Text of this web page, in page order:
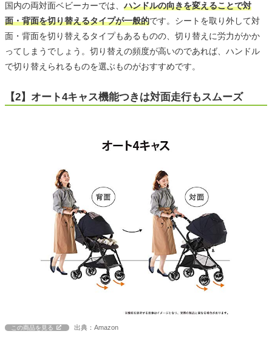
国内の両対面ベビーカーでは、ハンドルの向きを変えることで対
面・背面を切り替えるタイプが一般的です。シートを取り外して対
面・背面を切り替えるタイプもあるものの、切り替えに労力がかか
ってしまうでしょう。切り替えの頻度が高いのであれば、ハンドル
で切り替えられるものを選ぶものがおすすめです。
【2】オート4キャス機能つきは対面走行もスムーズ
この商品を見る 出典：Amazon